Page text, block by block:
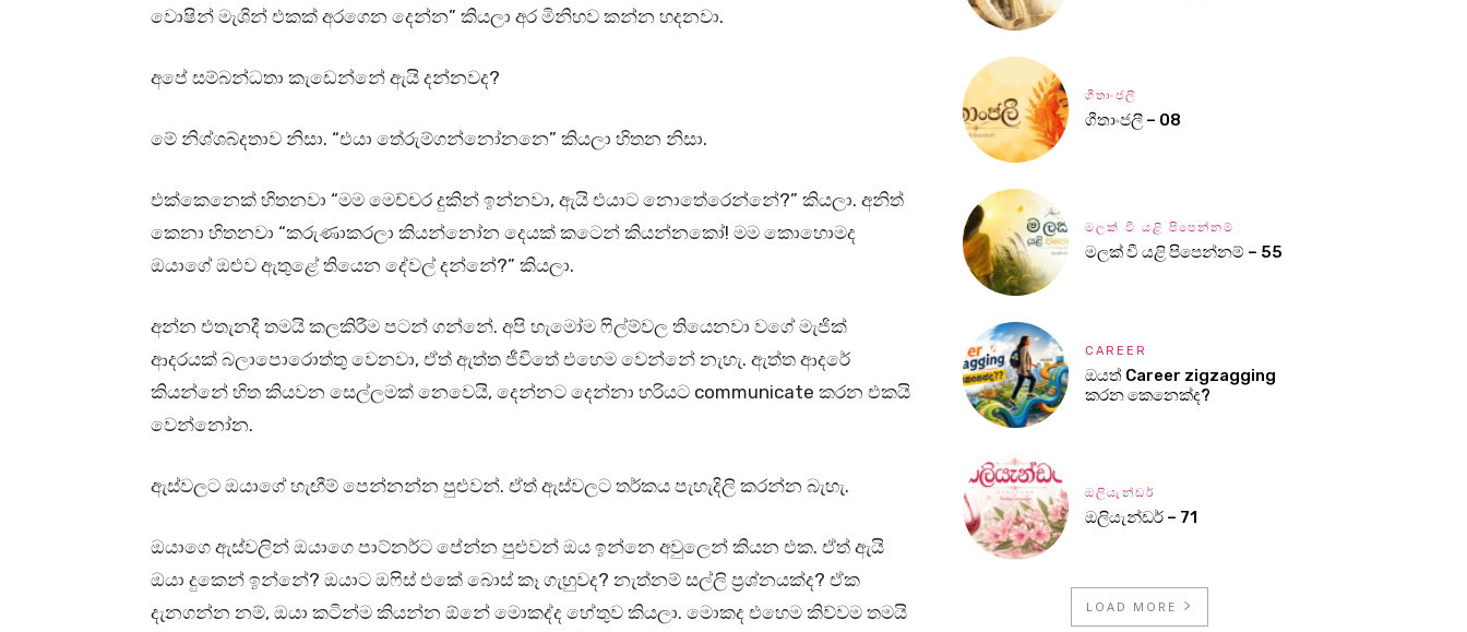
වොෂින් මැශින් එකක් අරගෙන දෙන්න” කියලා අර මිනිහව කන්න හදනවා.
අපේ සම්බන්ධතා කැඩෙන්නේ ඇයි දන්නවද?
මේ නිශ්ශබ්දතාව නිසා. “එයා තේරුම්ගන්නෝනනෙ” කියලා හිතන නිසා.
එක්කෙනෙක් හිතනවා “මම මෙච්චර දුකින් ඉන්නවා, ඇයි එයාට නොතේරෙන්නේ?” කියලා. අනිත්
කෙනා හිතනවා “කරුණාකරලා කියන්නෝන දෙයක් කටෙන් කියන්නකෝ! මම කොහොමද
ඔයාගේ ඔළුව ඇතුළේ තියෙන දේවල් දන්නේ?” කියලා.
අන්න එතැනදී තමයි කලකිරීම පටන් ගන්නේ. අපි හැමෝම ෆිල්ම්වල තියෙනවා වගේ මැජික්
ආදරයක් බලාපොරොත්තු වෙනවා, ඒත් ඇත්ත ජීවිතේ එහෙම වෙන්නේ නැහැ. ඇත්ත ආදරේ
කියන්නේ හිත කියවන සෙල්ලමක් නෙවෙයි, දෙන්නට දෙන්නා හරියට communicate කරන එකයි
වෙන්නෝන.
ඇස්වලට ඔයාගේ හැඟීම් පෙන්නන්න පුළුවන්. ඒත් ඇස්වලට තර්කය පැහැදිලි කරන්න බැහැ.
ඔයාගෙ ඇස්වලින් ඔයාගෙ පාට්නර්ට පේන්න පුළුවන් ඔය ඉන්නෙ අවුලෙන් කියන එක. ඒත් ඇයි
ඔයා දුකෙන් ඉන්නේ? ඔයාට ඔෆිස් එකේ බොස් කෑ ගැහුවද? නැත්නම් සල්ලි ප්‍රශ්නයක්ද? ඒක
දැනගන්න නම්, ඔයා කටින්ම කියන්න ඕනේ මොකද්ද හේතුව කියලා. මොකද එහෙම කිව්වම තමයි
ගීතාංජලී
ගීතාංජලී – 08
මලක් වී යළි පිපෙන්නම්
මලක් වී යළි පිපෙන්නම් – 55
CAREER
ඔයත් Career zigzagging
කරන කෙනෙක්ද?
ඔලියැන්ඩර්
ඔලියැන්ඩර් – 71
LOAD MORE